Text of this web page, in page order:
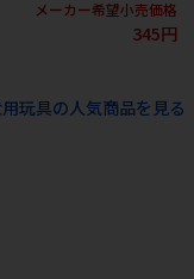
メーカー希望小売価格
345円
玩具の人気商品を見る